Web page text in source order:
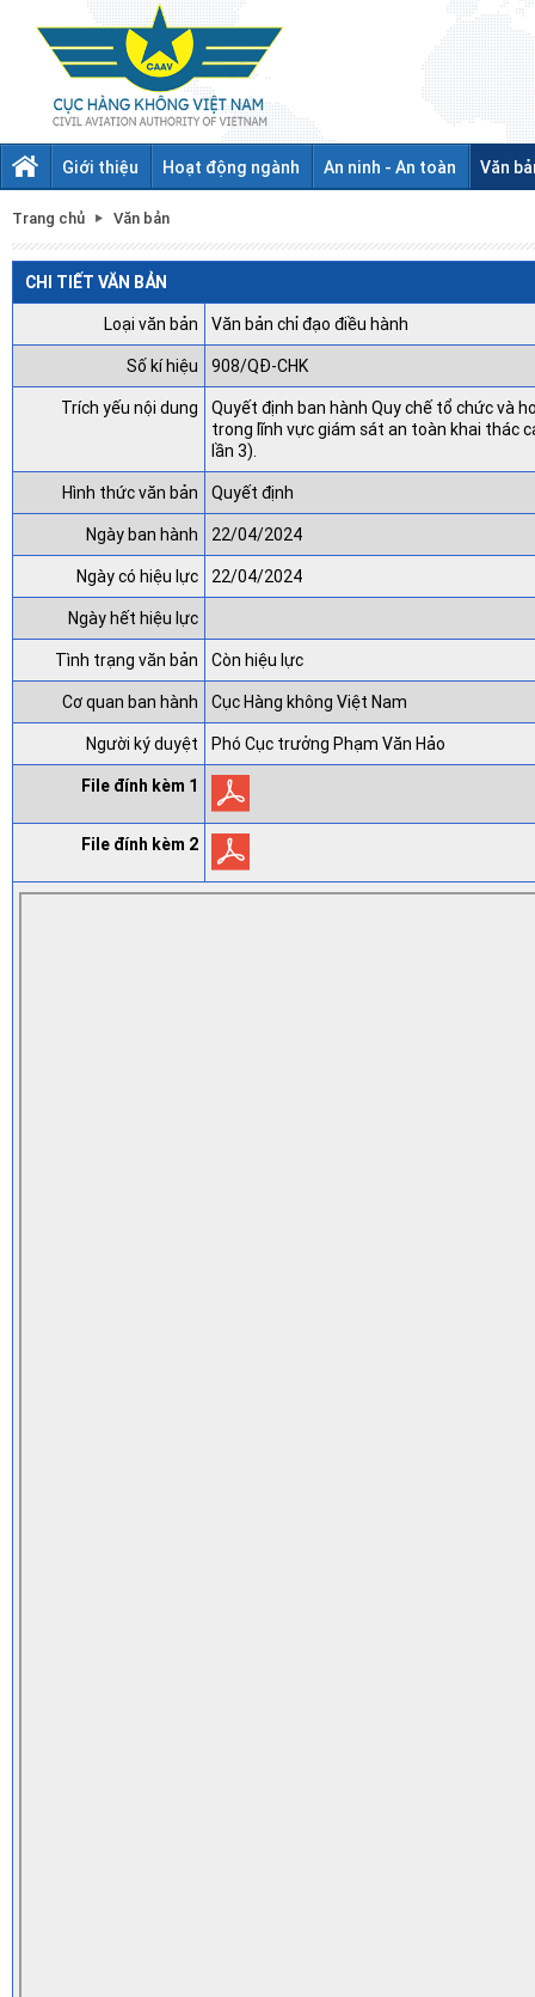
Giới thiệu Hoạt động ngành An ninh - An toàn Văn
Trang chủ Văn bản
CHI TIẾT VĂN BẢN
Loại văn bản
Văn bản chỉ đạo điều hành
Số kí hiệu
908/QĐ-CHK
Trích yếu nội dung
Quyết định ban hành Quy chế tổ chức và
trong lĩnh vực giám sát an toàn khai thác
lần 3).
Hình thức văn bản
Quyết định
Ngày ban hành
22/04/2024
Ngày có hiệu lực
22/04/2024
Ngày hết hiệu lực
Tình trạng văn bản
Còn hiệu lực
Cơ quan ban hành
Cục Hàng không Việt Nam
Người ký duyệt
Phó Cục trưởng Phạm Văn Hảo
File đính kèm 1
File đính kèm 2